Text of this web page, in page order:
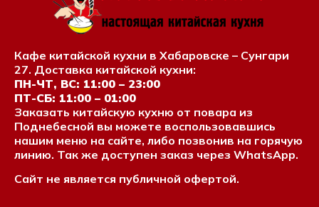
Кафе китайской кухни в Хабаровске – Сунгари
27. Доставка китайской кухни:
ПН-ЧТ, ВС: 11:00 – 23:00
ПТ-СБ: 11:00 – 01:00
Заказать китайскую кухню от повара из
Поднебесной вы можете воспользовавшись
нашим меню на сайте, либо позвонив на горячую
линию. Так же доступен заказ через WhatsApp.
Сайт не является публичной офертой.